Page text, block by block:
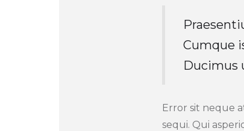
Cumque
Ducimus
Error sit neque
sequi. Qui